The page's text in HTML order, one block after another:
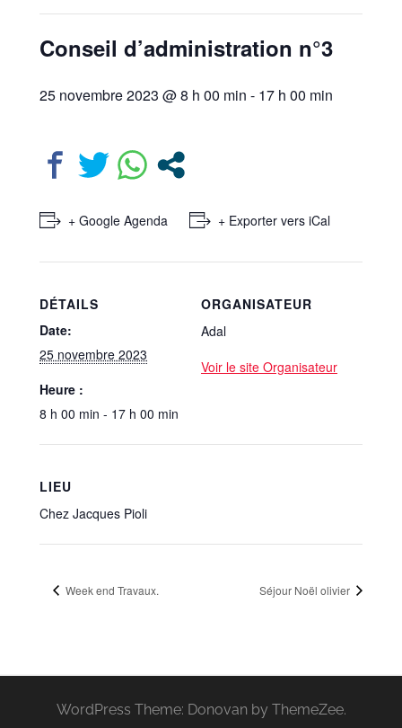
Conseil d’administration n°3
25 novembre 2023 @ 8 h 00 min - 17 h 00 min
+ Google Agenda + Exporter vers iCal
DÉTAILS
Date:
25 novembre 2023
Heure :
8 h 00 min - 17 h 00 min
ORGANISATEUR
Adal
Voir le site Organisateur
LIEU
Chez Jacques Pioli
Week end Travaux. Séjour Noël olivier
WordPress Theme: Donovan by ThemeZee.